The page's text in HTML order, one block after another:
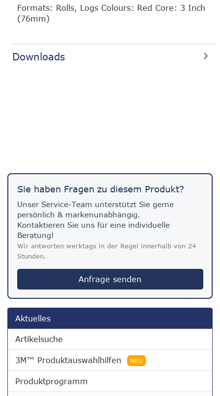
Formats: Rolls, Logs Colours: Red Core: 3 Inch
(76mm)
Downloads
Sie haben Fragen zu diesem Produkt?
Unser Service-Team unterstützt Sie gerne
persönlich & markenunabhängig.
Kontaktieren Sie uns für eine individuelle
Beratung!
Wir antworten werktags in der Regel innerhalb von 24
Stunden.
Anfrage senden
Aktuelles
Artikelsuche
3M™ Produktauswahlhilfen NEU
Produktprogramm